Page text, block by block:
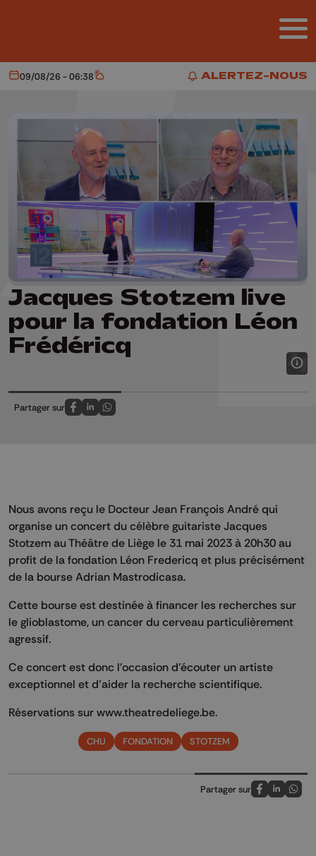
ALERTEZ-NOUS
ALERTEZ-NOUS
Aujourd'hui
09/08/26 - 06:38 Météo
Jacques Stotzem live
pour la fondation Léon
Frédéricq
Partager sur
Partagez sur FaceBook
Partagez sur LinkedIn
Partagez sur Whatsapp
Nous avons reçu le Docteur Jean François André qui
organise un concert du célèbre guitariste Jacques
Stotzem au Théâtre de Liège le 31 mai 2023 à 20h30 au
profit de la fondation Léon Fredericq et plus précisément
de la bourse Adrian Mastrodicasa.
Cette bourse est destinée à financer les recherches sur
le glioblastome, un cancer du cerveau particulièrement
agressif.
Ce concert est donc l'occasion d'écouter un artiste
exceptionnel et d'aider la recherche scientifique.
Réservations sur www.theatredeliege.be.
CHU FONDATION STOTZEM
Partager sur
Partagez sur
Partagez